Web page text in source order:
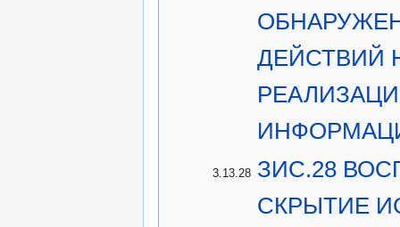
ДЕЙСТВИЙ
3.13.28 ЗИС.28
СКРЫТИЕ